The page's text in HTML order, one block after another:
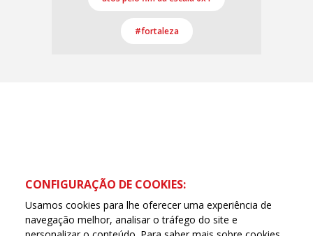
#fortaleza
CONFIGURAÇÃO DE COOKIES:
Usamos cookies para lhe oferecer uma experiência de
navegação melhor, analisar o tráfego do site e